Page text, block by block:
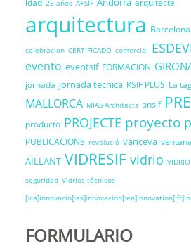
idad 25 años A+SIF arquitecte
arquitectura Barcelona
celebracion CERTIFICADO comercial
evento eventsif FORMACION
jornada jornada tecnica KSIF PLUS La
MALLORCA MIAS Architects onsif
producto PROJECTE proyecto
PUBLICACIONS revolució vanceva ventana
AÏLLANT VIDRESIF vidrio
seguridad Vidrios técnicos
FORMULARIO